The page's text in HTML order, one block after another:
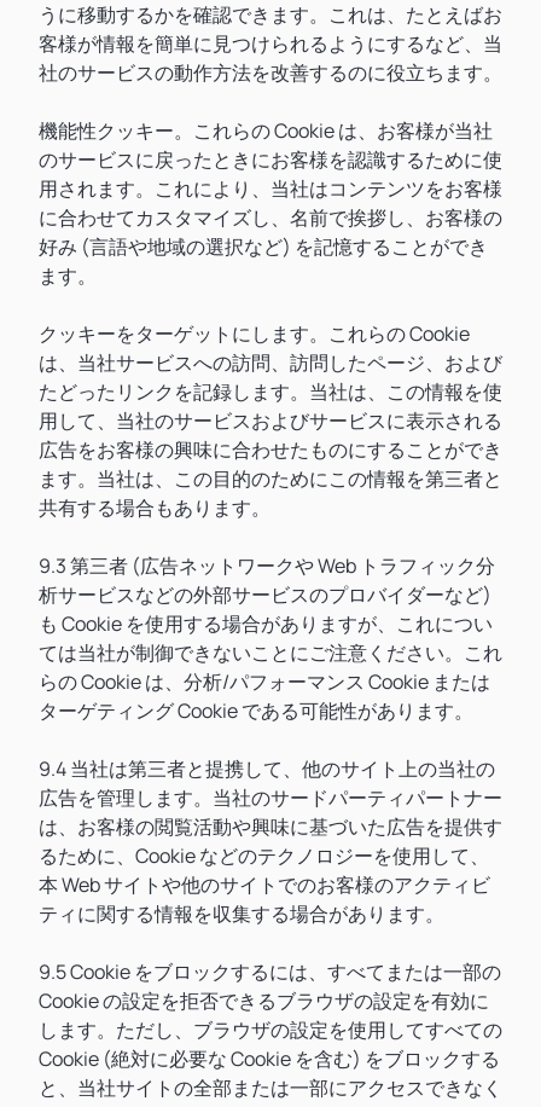
うに移動するかを確認できます。これは、たとえばお
客様が情報を簡単に見つけられるようにするなど、当
社のサービスの動作方法を改善するのに役立ちます。
機能性クッキー。これらの Cookie は、お客様が当社
のサービスに戻ったときにお客様を認識するために使
用されます。これにより、当社はコンテンツをお客様
に合わせてカスタマイズし、名前で挨拶し、お客様の
好み (言語や地域の選択など) を記憶することができ
ます。
クッキーをターゲットにします。これらの Cookie
は、当社サービスへの訪問、訪問したページ、および
たどったリンクを記録します。当社は、この情報を使
用して、当社のサービスおよびサービスに表示される
広告をお客様の興味に合わせたものにすることができ
ます。当社は、この目的のためにこの情報を第三者と
共有する場合もあります。
9.3 第三者 (広告ネットワークや Web トラフィック分
析サービスなどの外部サービスのプロバイダーなど)
も Cookie を使用する場合がありますが、これについ
ては当社が制御できないことにご注意ください。これ
らの Cookie は、分析/パフォーマンス Cookie または
ターゲティング Cookie である可能性があります。
9.4 当社は第三者と提携して、他のサイト上の当社の
広告を管理します。当社のサードパーティパートナー
は、お客様の閲覧活動や興味に基づいた広告を提供す
るために、Cookie などのテクノロジーを使用して、
本 Web サイトや他のサイトでのお客様のアクティビ
ティに関する情報を収集する場合があります。
9.5 Cookie をブロックするには、すべてまたは一部の
Cookie の設定を拒否できるブラウザの設定を有効に
します。ただし、ブラウザの設定を使用してすべての
Cookie (絶対に必要な Cookie を含む) をブロックする
と、当社サイトの全部または一部にアクセスできなく